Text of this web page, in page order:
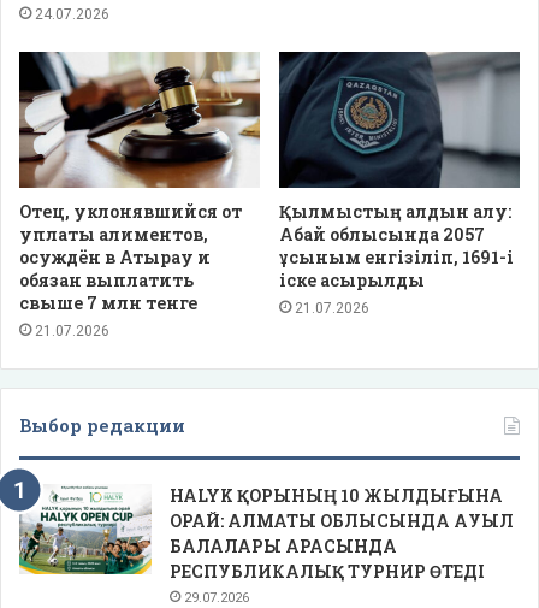
24.07.2026
Отец, уклонявшийся от
уплаты алиментов,
осуждён в Атырау и
обязан выплатить
свыше 7 млн тенге
21.07.2026
Қылмыстың алдын алу:
Абай облысында 2057
ұсыным енгізіліп, 1691-і
іске асырылды
21.07.2026
Выбор редакции
HALYK ҚОРЫНЫҢ 10 ЖЫЛДЫҒЫНА
ОРАЙ: АЛМАТЫ ОБЛЫСЫНДА АУЫЛ
БАЛАЛАРЫ АРАСЫНДА
РЕСПУБЛИКАЛЫҚ ТУРНИР ӨТЕДІ
29.07.2026